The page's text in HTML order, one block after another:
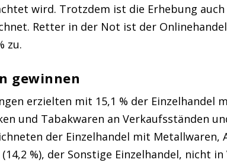
wird. Trotzdem ist die Erhebung auch
Retter in der Not ist der
zu.
gewinnen
erzielten mit 15,1 % der Einzelhandel
und Tabakwaren an Verkaufsständen
der Einzelhandel mit Metallwaren,
%), der Sonstige Einzelhandel, nicht